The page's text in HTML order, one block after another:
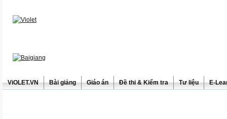
ViOLET.VN Bài giảng Giáo án Đề thi & Kiểm tra Tư liệu E-